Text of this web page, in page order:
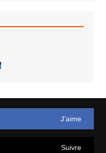
J’aime
Suivre